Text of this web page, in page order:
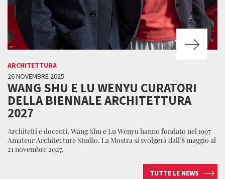
ARCHITETTURA
26 NOVEMBRE 2025
WANG SHU E LU WENYU CURATORI
DELLA BIENNALE ARCHITETTURA
2027
Architetti e docenti, Wang Shu e Lu Wenyu hanno fondato nel 1997
Amateur Architecture Studio. La Mostra si svolgerà dall’8 maggio al
21 novembre 2027.
TUTTE LE NEWS